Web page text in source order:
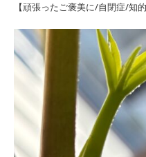
【頑張ったご褒美に/自閉症/知